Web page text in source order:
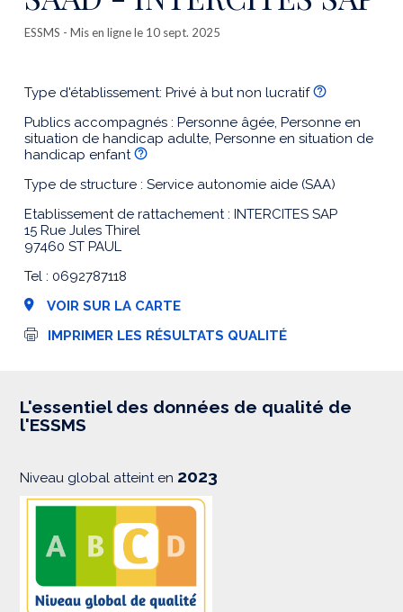
ESSMS - Mis en ligne le 10 sept. 2025
Type d'établissement: Privé à but non lucratif
Publics accompagnés : Personne âgée, Personne en
situation de handicap adulte, Personne en situation de
handicap enfant
Type de structure : Service autonomie aide (SAA)
Etablissement de rattachement : INTERCITES SAP
15 Rue Jules Thirel
97460 ST PAUL
Tel : 0692787118
VOIR SUR LA CARTE
I
s
i
IMPRIMER LES RÉSULTATS QUALITÉ
L'essentiel des données de qualité de
l'ESSMS
Niveau global atteint en 2023